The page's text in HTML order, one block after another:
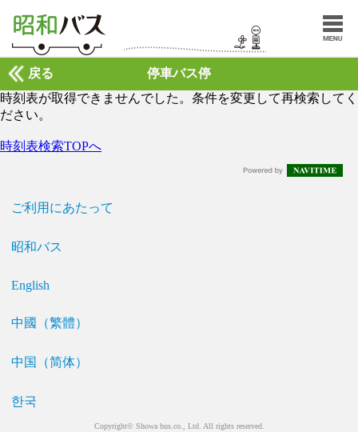
停車バス停
戻る
時刻表が取得できませんでした。条件を変更して再検索してく
ださい。
時刻表検索TOPへ
ご利用にあたって
昭和バス
English
中國（繁體）
中国（简体）
한국
Copyright© Showa bus.co., Ltd. All rights reserved.